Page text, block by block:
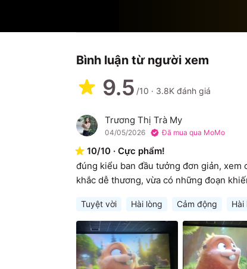
Bình luận từ người xem
9.5 /10 · 3.8K đánh giá
T Trương Thị Trà My
04/05/2026 Đã mua qua MoMo
10/10 · Cực phẩm!
đúng kiểu ban đầu tưởng đơn giản, xem
khắc dễ thương, vừa có những đoạn
Tuyệt vời Hài lòng Cảm động Hài